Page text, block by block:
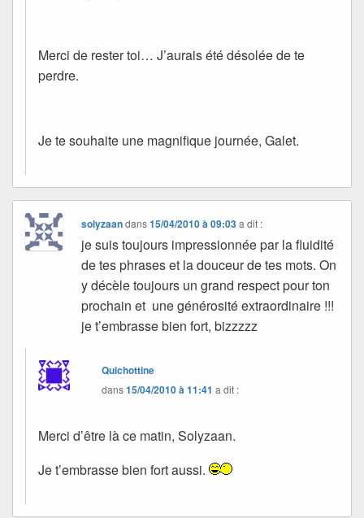
Merci de rester toi… J’aurais été désolée de te
perdre.
Je te souhaite une magnifique journée, Galet.
solyzaandans15/04/2010 à 09:03 a dit :
je suis toujours impressionnée par la fluidité
de tes phrases et la douceur de tes mots. On
y décèle toujours un grand respect pour ton
prochain et une générosité extraordinaire !!!
je t’embrasse bien fort, bizzzzz
Quichottine
dans15/04/2010 à 11:41 a dit :
Merci d’être là ce matin, Solyzaan.
Je t’embrasse bien fort aussi.